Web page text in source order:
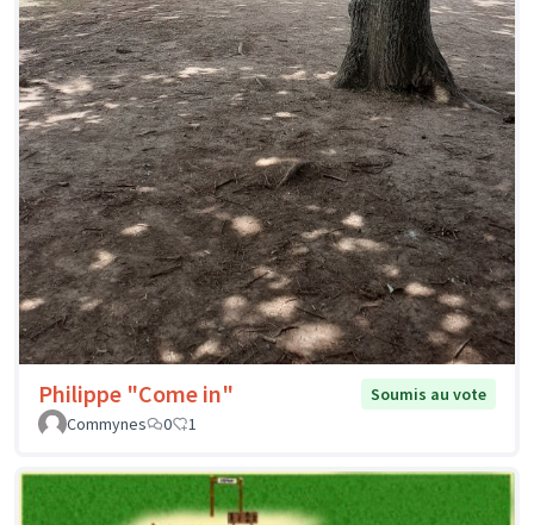
Philippe "Come in"
Soumis au vote
Commynes
0 1